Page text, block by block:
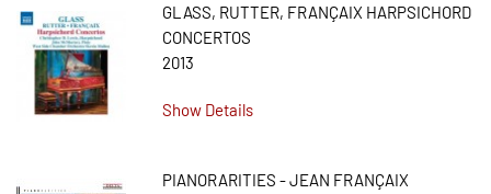
GLASS, RUTTER, FRANÇAIX HARPSICHORD
CONCERTOS
2013
Show Details
PIANORARITIES - JEAN FRANÇAIX